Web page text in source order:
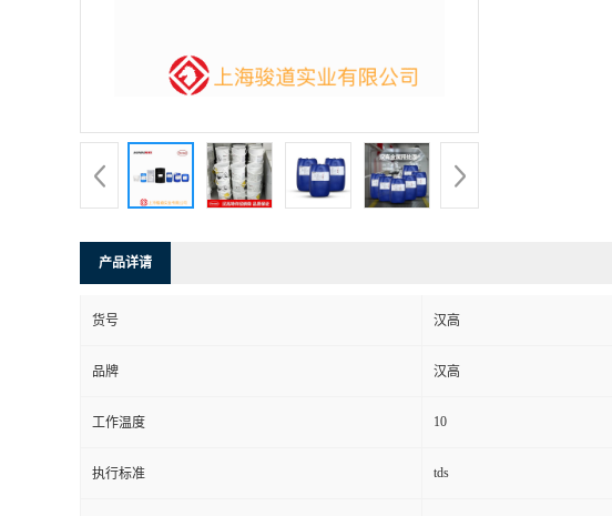
产品详请
货号 汉高
品牌 汉高
工作温度 10
执行标准 tds